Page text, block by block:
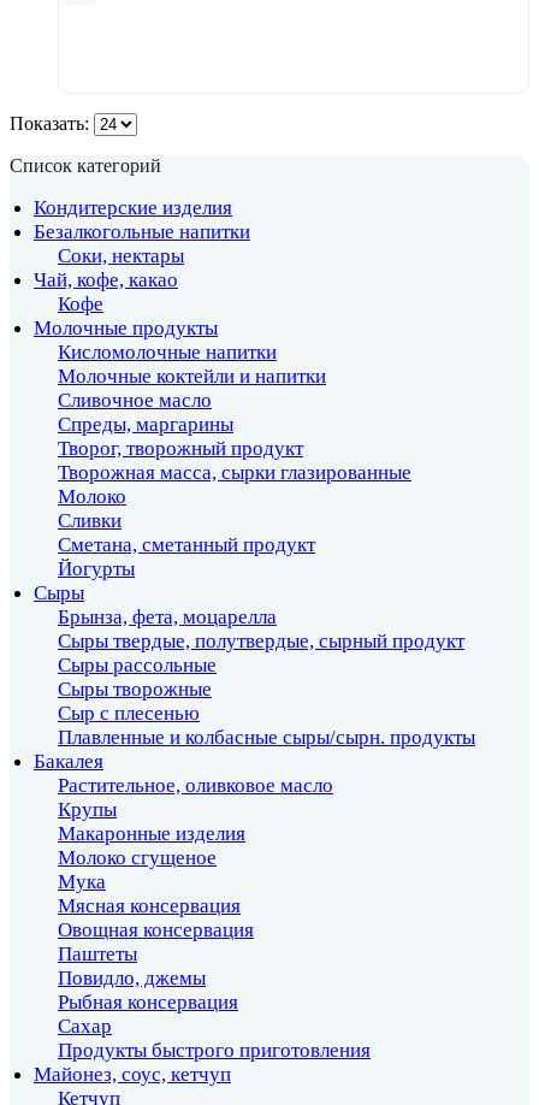
Показать:
Список категорий
Кондитерские изделия
Безалкогольные напитки
Соки, нектары
Чай, кофе, какао
Кофе
Молочные продукты
Кисломолочные напитки
Молочные коктейли и напитки
Сливочное масло
Спреды, маргарины
Творог, творожный продукт
Творожная масса, сырки глазированные
Молоко
Сливки
Сметана, сметанный продукт
Йогурты
Сыры
Брынза, фета, моцарелла
Сыры твердые, полутвердые, сырный продукт
Сыры рассольные
Сыры творожные
Сыр с плесенью
Плавленные и колбасные сыры/сырн. продукты
Бакалея
Растительное, оливковое масло
Крупы
Макаронные изделия
Молоко сгущеное
Мука
Мясная консервация
Овощная консервация
Паштеты
Повидло, джемы
Рыбная консервация
Сахар
Продукты быстрого приготовления
Майонез, соус, кетчуп
Кетчуп